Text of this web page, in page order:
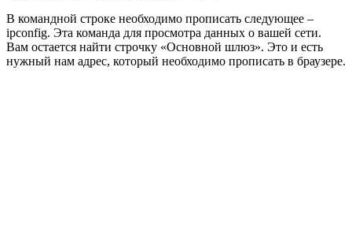
В командной строке необходимо прописать следующее –
ipconfig. Эта команда для просмотра данных о вашей сети.
Вам остается найти строчку «Основной шлюз». Это и есть
нужный нам адрес, который необходимо прописать в браузере.